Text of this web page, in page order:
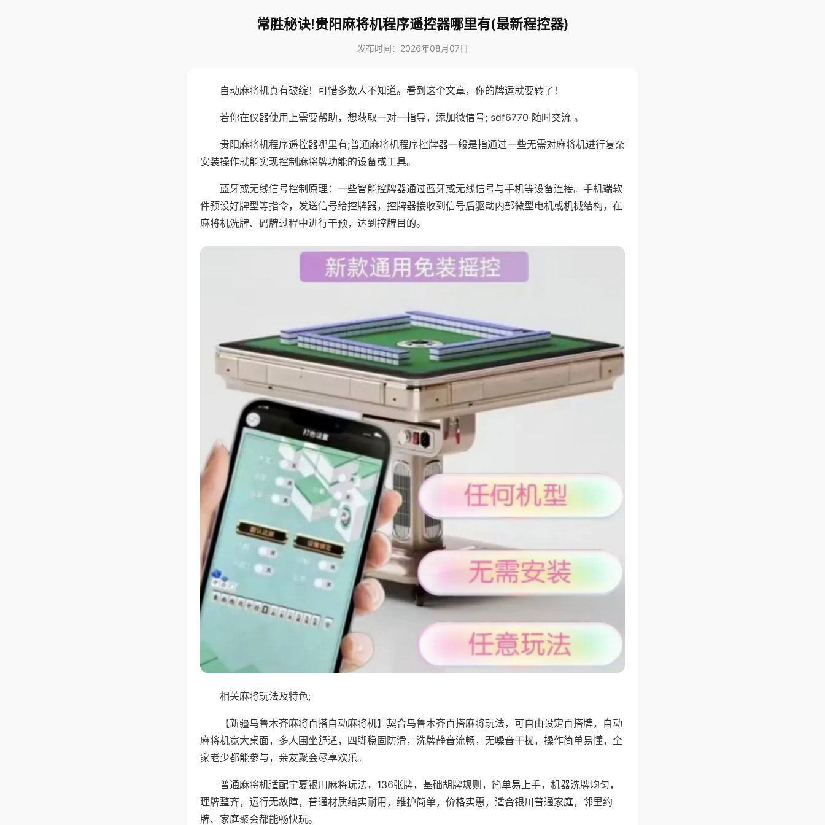
常胜秘诀!贵阳麻将机程序遥控器哪里有(最新程控器)
发布时间：2026年08月07日
自动麻将机真有破绽！可惜多数人不知道。看到这个文章，你的牌运就要转了！
若你在仪器使用上需要帮助，想获取一对一指导，添加微信号; sdf6770 随时交流 。
贵阳麻将机程序遥控器哪里有;普通麻将机程序控牌器一般是指通过一些无需对麻将机进行复杂
安装操作就能实现控制麻将牌功能的设备或工具。
蓝牙或无线信号控制原理：一些智能控牌器通过蓝牙或无线信号与手机等设备连接。手机端软
件预设好牌型等指令，发送信号给控牌器，控牌器接收到信号后驱动内部微型电机或机械结构，在
麻将机洗牌、码牌过程中进行干预，达到控牌目的。
相关麻将玩法及特色;
【新疆乌鲁木齐麻将百搭自动麻将机】契合乌鲁木齐百搭麻将玩法，可自由设定百搭牌，自动
麻将机宽大桌面，多人围坐舒适，四脚稳固防滑，洗牌静音流畅，无噪音干扰，操作简单易懂，全
家老少都能参与，亲友聚会尽享欢乐。
普通麻将机适配宁夏银川麻将玩法，136张牌，基础胡牌规则，简单易上手，机器洗牌均匀，
理牌整齐，运行无故障，普通材质结实耐用，维护简单，价格实惠，适合银川普通家庭，邻里约
牌、家庭聚会都能畅快玩。